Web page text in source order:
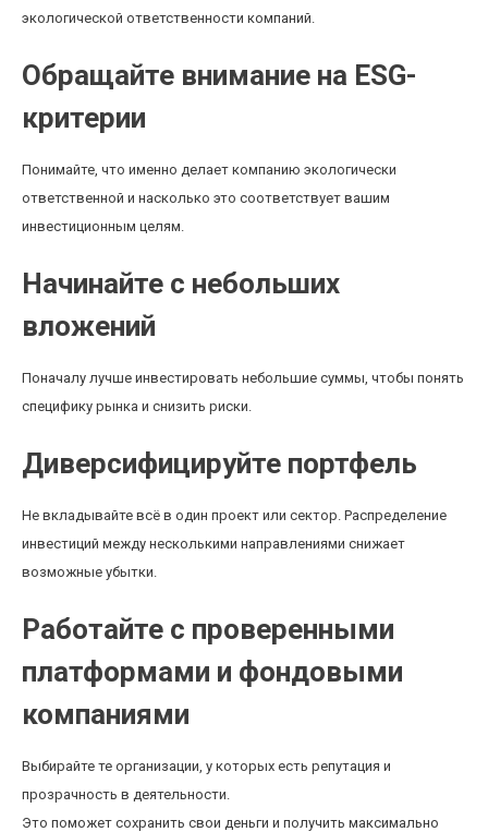
экологической ответственности компаний.
Обращайте внимание на ESG-
критерии
Понимайте, что именно делает компанию экологически
ответственной и насколько это соответствует вашим
инвестиционным целям.
Начинайте с небольших
вложений
Поначалу лучше инвестировать небольшие суммы, чтобы понять
специфику рынка и снизить риски.
Диверсифицируйте портфель
Не вкладывайте всё в один проект или сектор. Распределение
инвестиций между несколькими направлениями снижает
возможные убытки.
Работайте с проверенными
платформами и фондовыми
компаниями
Выбирайте те организации, у которых есть репутация и
прозрачность в деятельности.
Это поможет сохранить свои деньги и получить максимально